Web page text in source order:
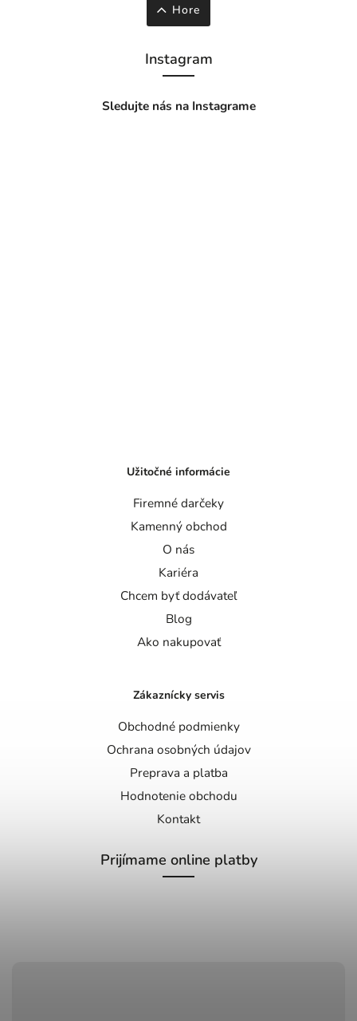
Hore
Instagram
Sledujte nás na Instagrame
Užitočné informácie
Firemné darčeky
Kamenný obchod
O nás
Kariéra
Chcem byť dodávateľ
Blog
Ako nakupovať
Zákaznícky servis
Obchodné podmienky
Ochrana osobných údajov
Preprava a platba
Hodnotenie obchodu
Kontakt
Prijímame online platby